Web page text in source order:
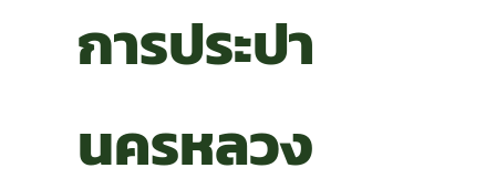
การประปา
นครหลวง